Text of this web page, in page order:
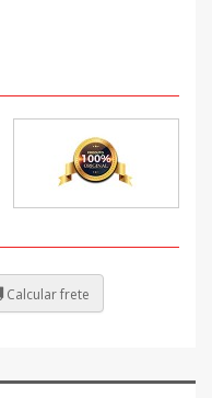
Calcular frete